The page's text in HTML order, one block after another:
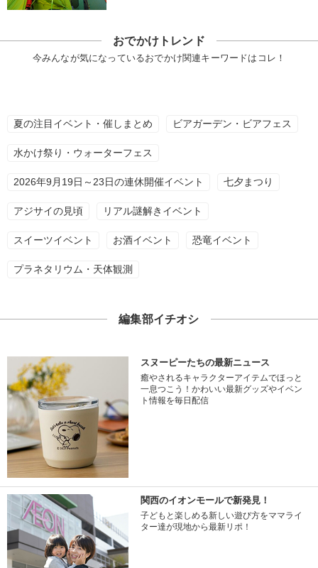
おでかけトレンド
今みんなが気になっているおでかけ関連キーワードはコレ！
夏の注目イベント・催しまとめ ビアガーデン・ビアフェス
水かけ祭り・ウォーターフェス
2026年9月19日～23日の連休開催イベント 七夕まつり
アジサイの見頃 リアル謎解きイベント
スイーツイベント お酒イベント 恐竜イベント
プラネタリウム・天体観測
編集部イチオシ
スヌーピーたちの最新ニュース
癒やされるキャラクターアイテムでほっと
一息つこう！かわいい最新グッズやイベン
ト情報を毎日配信
関西のイオンモールで新発見！
子どもと楽しめる新しい遊び方をママライ
ター達が現地から最新リポ！